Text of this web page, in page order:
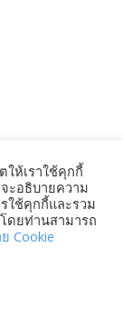
ห้เราใช้คุกกี้
ะอธิบายความ
ใช้คุกกี้และรวม
ดยท่านสามารถ
Cookie